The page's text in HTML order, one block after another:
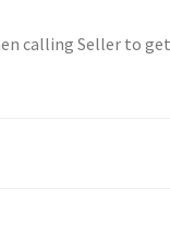
calling Seller to